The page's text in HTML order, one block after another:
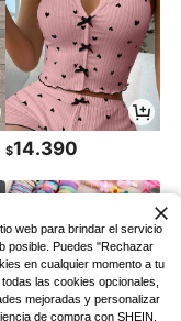
$14.390
web para brindar el servicio
posible. Puedes "Rechazar
en cualquier momento a tu
las cookies opcionales,
mejoradas y personalizar
de compra con SHEIN.